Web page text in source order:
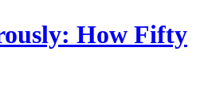
How Fifty